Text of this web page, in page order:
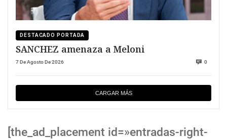
DESTACADO PORTADA
SANCHEZ amenaza a Meloni
7 De Agosto De 2026 0
CARGAR MÁS
[the_ad_placement id=»entradas-right-